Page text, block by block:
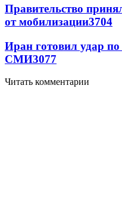
Правительство
от мобилизации3704
Иран готовил удар
СМИ3077
Читать комментарии